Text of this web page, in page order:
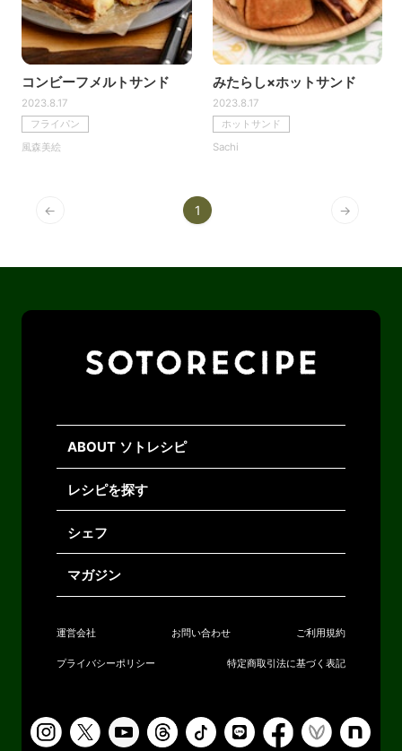
コンビーフメルトサンド
2023.8.17
フライパン
風森美絵
みたらし×ホットサンド
2023.8.17
ホットサンド
Sachi
← →
1
ABOUT ソトレシピ
レシピを探す
シェフ
マガジン
運営会社 お問い合わせ ご利用規約
プライバシーポリシー 特定商取引法に基づく表記